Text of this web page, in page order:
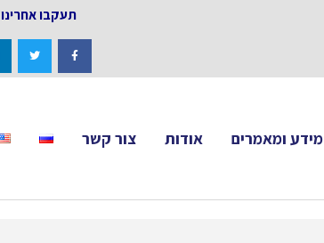
תעקבו אחרינו
מידע ומאמרים אודות צור קשר